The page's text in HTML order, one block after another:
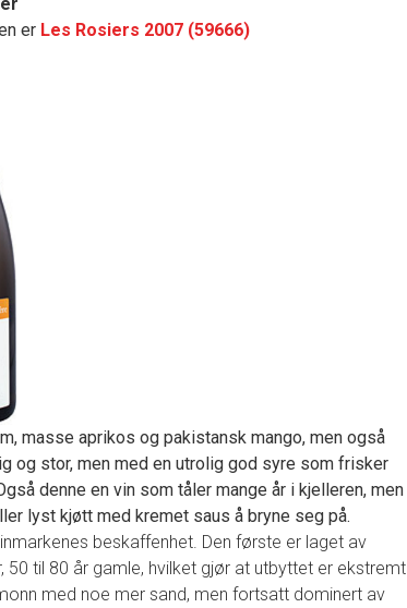
er Les Rosiers 2007 (59666)
masse aprikos og pakistansk mango, men også
og stor, men med en utrolig god syre som frisker
denne en vin som tåler mange år i kjelleren, men
lyst kjøtt med kremet saus å bryne seg på.
beskaffenhet. Den første er laget av
50 til 80 år gamle, hvilket gjør at utbyttet er ekstremt
med noe mer sand, men fortsatt dominert av